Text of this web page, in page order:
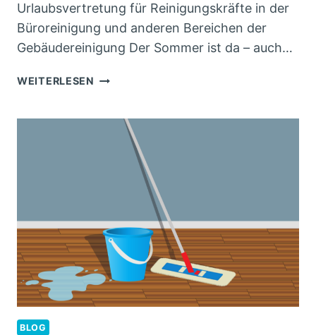
Urlaubsvertretung für Reinigungskräfte in der
Büroreinigung und anderen Bereichen der
Gebäudereinigung Der Sommer ist da – auch…
WEITERLESEN SAUBERKEIT
URLAUBSZEIT
BLOG